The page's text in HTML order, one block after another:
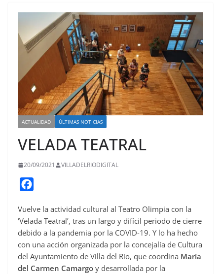
ACTUALIDAD ÚLTIMAS NOTICIAS
VELADA TEATRAL
20/09/2021 VILLADELRIODIGITAL
c
e
o
o
Vuelve la actividad cultural al Teatro Olimpia con la
‘Velada Teatral’, tras un largo y difícil periodo de cierre
debido a la pandemia por la COVID-19. Y lo ha hecho
con una acción organizada por la concejalía de Cultura
del Ayuntamiento de Villa del Río, que coordina María
del Carmen Camargo y desarrollada por la